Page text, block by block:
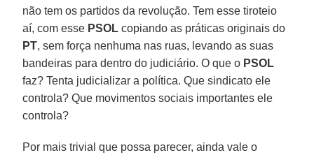
não tem os partidos da revolução. Tem esse tiroteio
aí, com esse PSOL copiando as práticas originais do
PT, sem força nenhuma nas ruas, levando as suas
bandeiras para dentro do judiciário. O que o PSOL
faz? Tenta judicializar a política. Que sindicato ele
controla? Que movimentos sociais importantes ele
controla?
Por mais trivial que possa parecer, ainda vale o